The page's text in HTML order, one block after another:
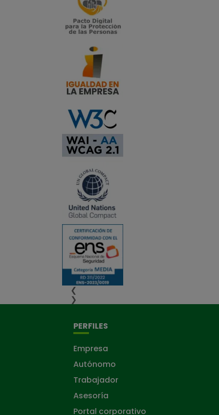
❮
❯
PERFILES
Empresa
Autónomo
Trabajador
Asesoría
Portal corporativo